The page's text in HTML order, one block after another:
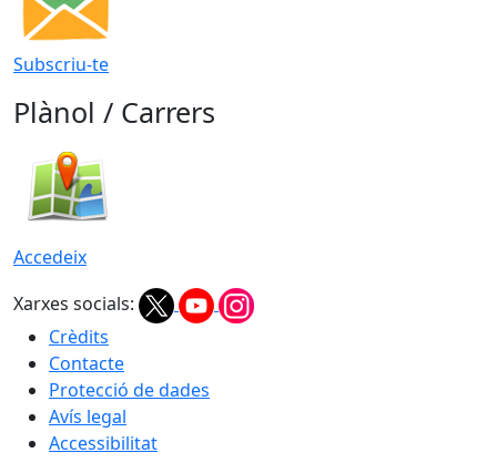
Subscriu-te
Plànol / Carrers
Accedeix
Xarxes socials:
Crèdits
Contacte
Protecció de dades
Avís legal
Accessibilitat